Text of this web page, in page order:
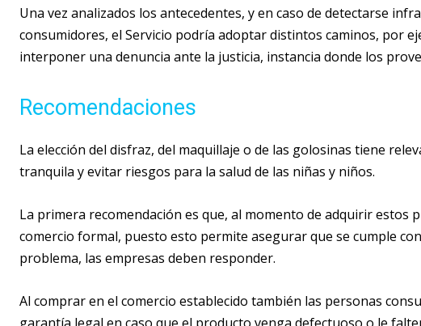
Una vez analizados los antecedentes, y en caso de detectarse
consumidores, el Servicio podría adoptar distintos caminos, por
interponer una denuncia ante la justicia, instancia donde los
Recomendaciones
La elección del disfraz, del maquillaje o de las golosinas tiene
tranquila y evitar riesgos para la salud de las niñas y niños.
La primera recomendación es que, al momento de adquirir estos
comercio formal, puesto esto permite asegurar que se cumple
problema, las empresas deben responder.
Al comprar en el comercio establecido también las personas